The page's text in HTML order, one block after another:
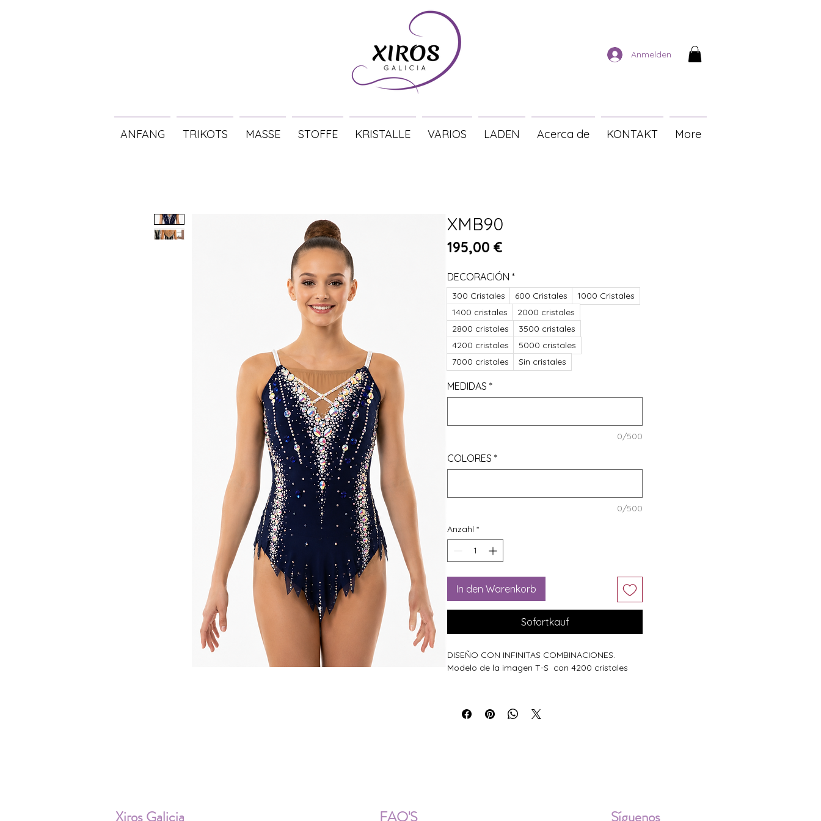
Anmelden
ANFANG TRIKOTS MASSE STOFFE KRISTALLE VARIOS LADEN Acerca de KONTAKT More
XMB90
195,00 €
DECORACIÓN *
300 Cristales 600 Cristales
1000 Cristales
1400 cristales
2000 cristales
2800 cristales
3500 cristales
4200 cristales
5000 cristales
7000 cristales
Sin cristales
MEDIDAS *
0/500
COLORES *
0/500
Anzahl *
In den Warenkorb
Sofortkauf
DISEÑO CON INFINITAS COMBINACIONES.
Modelo de la imagen T-S con 4200 cristales